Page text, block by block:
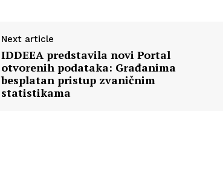
Next article
IDDEEA predstavila novi Portal
otvorenih podataka: Građanima
besplatan pristup zvaničnim
statistikama